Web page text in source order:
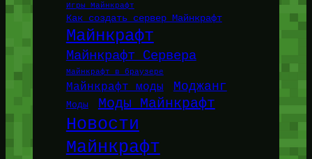
Игры Майнкрафт
Как создать сервер Майнкрафт
Майнкрафт
Майнкрафт Сервера
Майнкрафт в браузере
Майнкрафт моды Моджанг
Моды Моды Майнкрафт
Новости
Майнкрафт